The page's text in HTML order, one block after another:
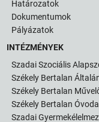
Határozatok
Dokumentumok
Pályázatok
INTÉZMÉNYEK
Szadai Szociális
Székely Bertalan
Székely Bertalan
Székely Bertalan
Szadai